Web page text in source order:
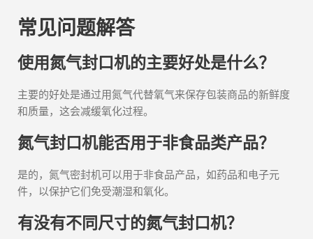
常见问题解答
使用氮气封口机的主要好处是什么？
主要的好处是通过用氮气代替氧气来保存包装商品的新鲜度
和质量，这会减缓氧化过程。
氮气封口机能否用于非食品类产品？
是的，氮气密封机可以用于非食品产品，如药品和电子元
件，以保护它们免受潮湿和氧化。
有没有不同尺寸的氮气封口机？